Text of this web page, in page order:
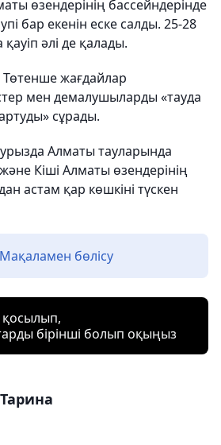
өзендерінің бассейндерінде
бар екенін еске салды. 25-28
әлі де қалады.
жағдайлар
мен демалушыларды «тауда
сұрады.
Алматы тауларында
Кіші Алматы өзендерінің
астам қар көшкіні түскен
Мақаламен бөлісу
қосылып,
бірінші болып оқыңыз